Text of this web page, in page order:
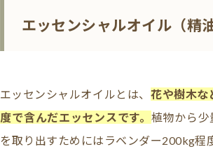
エッセンシャルオイル（精
エッセンシャルオイルとは、 花や樹木な
度で含んだエッセンスです。 植物から
を取り出すためにはラベンダー200kg程